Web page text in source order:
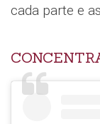
cada parte e